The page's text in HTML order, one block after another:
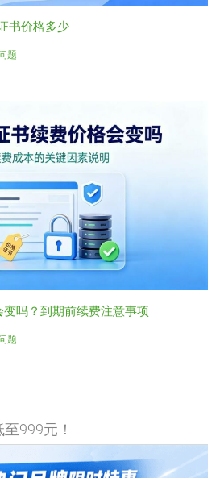
书价格多少
题
吗？到期前续费注意事项
题
999元！